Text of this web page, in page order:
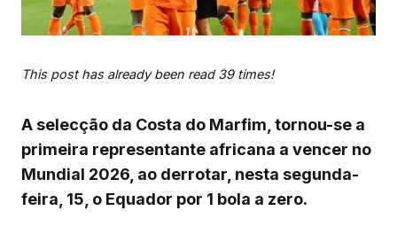
This post has already been read 39 times!
A selecção da Costa do Marfim, tornou-se a
primeira representante africana a vencer no
Mundial 2026, ao derrotar, nesta segunda-
feira, 15, o Equador por 1 bola a zero.